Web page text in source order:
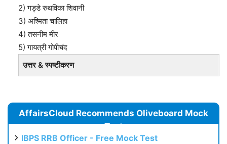
2) गड्डे रुथविका शिवानी
3) अश्मिता चालिहा
4) तसनीम मीर
5) गायत्री गोपीचंद
उत्तर & स्पष्टीकरण
AffairsCloud Recommends Oliveboard Mock
Test
IBPS RRB Officer - Free Mock Test